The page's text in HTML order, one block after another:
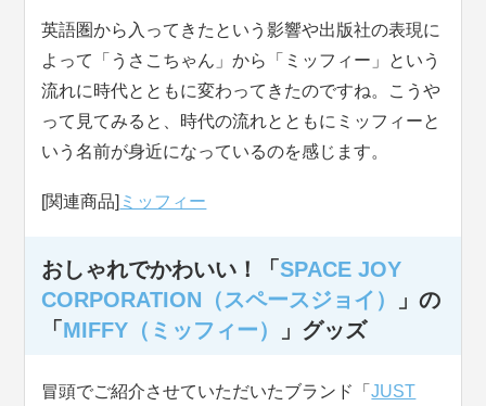
英語圏から入ってきたという影響や出版社の表現に
よって「うさこちゃん」から「ミッフィー」という
流れに時代とともに変わってきたのですね。こうや
って見てみると、時代の流れとともにミッフィーと
いう名前が身近になっているのを感じます。
[関連商品] ミッフィー
おしゃれでかわいい！「SPACE JOY
CORPORATION（スペースジョイ）
」の
「MIFFY（ミッフィー） 」グッズ
冒頭でご紹介させていただいたブランド「JUST